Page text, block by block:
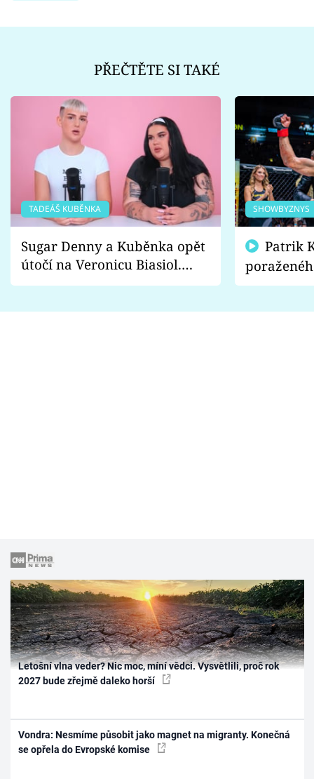
PŘEČTĚTE SI TAKÉ
TADEÁŠ KUBĚNKA
Sugar Denny a Kuběnka opět
útočí na Veronicu Biasiol.
Proč je podle nich falešná a
SHOWBYZNYS
fanoušci
Letošní vlna veder? Nic moc, míní vědci. Vysvětlili, proč rok
2027 bude zřejmě daleko horší
Vondra: Nesmíme působit jako magnet na migranty. Konečná
se opřela do Evropské komise